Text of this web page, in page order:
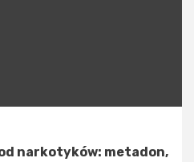
narkotyków: metadon,